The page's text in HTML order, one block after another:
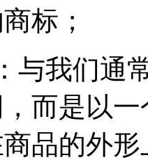
标；
与我们通
而是以
品的外